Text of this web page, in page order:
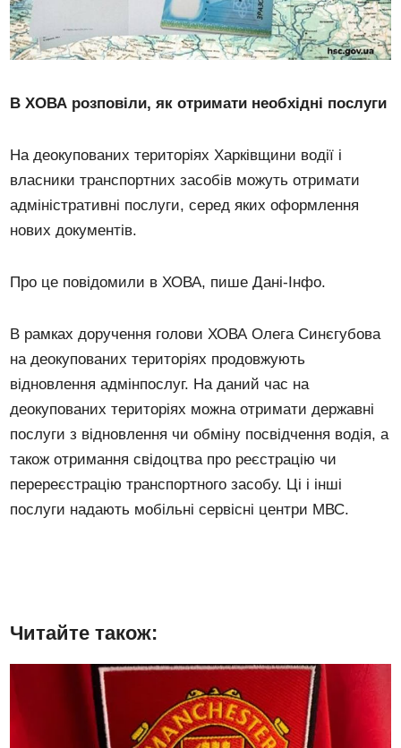
В ХОВА розповіли, як отримати необхідні послуги
На деокупованих територіях Харківщини водії і
власники транспортних засобів можуть отримати
адміністративні послуги, серед яких оформлення
нових документів.
Про це повідомили в ХОВА, пише Дані-Інфо.
В рамках доручення голови ХОВА Олега Синєгубова
на деокупованих територіях продовжують
відновлення адмінпослуг. На даний час на
деокупованих територіях можна отримати державні
послуги з відновлення чи обміну посвідчення водія, а
також отримання свідоцтва про реєстрацію чи
перереєстрацію транспортного засобу. Ці і інші
послуги надають мобільні сервісні центри МВС.
Читайте також: